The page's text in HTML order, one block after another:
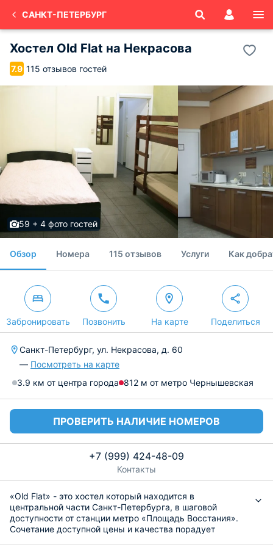
САНКТ-ПЕТЕРБУРГ
Хостел Old Flat на Некрасова
7.9 115 отзывов гостей
59 + 4 фото гостей
Обзор Номера 115 отзывов Услуги Как
Забронировать Позвонить На карте Поделиться
Санкт-Петербург, ул. Некрасова, д. 60
— Посмотреть на карте
3.9 км от центра города 812 м от метро Чернышевская
ПРОВЕРИТЬ НАЛИЧИЕ НОМЕРОВ
+7 (999) 424-48-09
Контакты
«Old Flat» - это хостел который находится в
центральной части Санкт-Петербурга, в шаговой
доступности от станции метро «Площадь Восстания».
Сочетание доступной цены и качества порадует